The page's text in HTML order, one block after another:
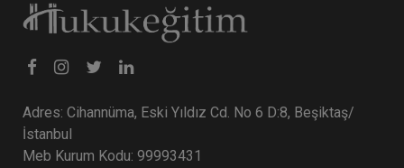
Adres: Cihannüma, Eski Yıldız Cd. No 6 D:8, Beşiktaş/
İstanbul
Meb Kurum Kodu: 99993431